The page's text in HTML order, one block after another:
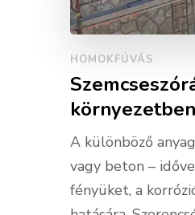
HOMOKFÚVÁS
A különböző
vagy beton –
fényüket, a